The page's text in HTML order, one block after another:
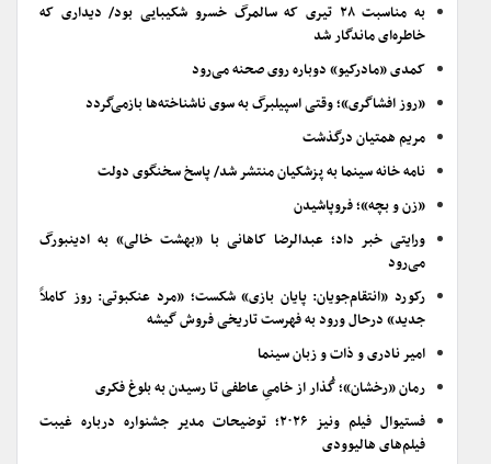
به مناسبت ۲۸ تیری که سالمرگ خسرو شکیبایی بود/ دیداری که
خاطره‌ای ماندگار شد
کمدی «مادرکیو» دوباره روی صحنه می‌رود
«روز افشاگری»؛ وقتی اسپیلبرگ به سوی ناشناخته‌ها بازمی‌گردد
مریم همتیان درگذشت
نامه خانه سینما به پزشکیان منتشر شد/ پاسخ سخنگوی دولت
«زن و بچه»؛ فروپاشیدن
ورایتی خبر داد؛ عبدالرضا کاهانی با «بهشت خالی» به ادینبورگ
می‌رود
رکورد «انتقام‌جویان: پایان بازی» شکست؛ «مرد عنکبوتی: روز کاملاً
جدید» درحال ورود به فهرست تاریخی فروش گیشه
امیر نادری و ذات و زبان سینما
رمان «رخشان»؛ گُذار از خامیِ عاطفی تا رسیدن به بلوغ فکری
فستیوال فیلم ونیز ۲۰۲۶؛ توضیحات مدیر جشنواره درباره غیبت
فیلم‌های هالیوودی